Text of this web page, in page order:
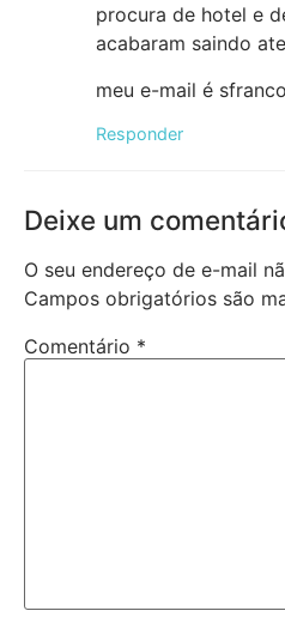
procura de hotel e
acabaram saindo
meu e-mail é
Responder
Deixe um
O seu endereço de e-mail
Campos obrigatórios são
Comentário *